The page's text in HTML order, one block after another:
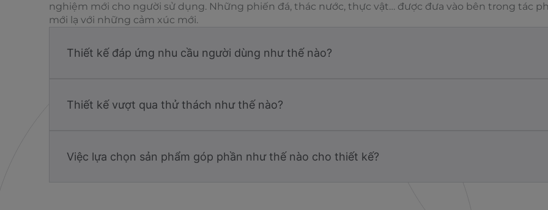
nghiệm mới cho người sử dụng. Những phiến đá, thác nước, thực vật… được đưa vào bên trong tác
mới lạ với những cảm xúc mới.
Thiết kế đáp ứng nhu cầu người dùng như thế nào?
Thiết kế vượt qua thử thách như thế nào?
Việc lựa chọn sản phẩm góp phần như thế nào cho thiết kế?